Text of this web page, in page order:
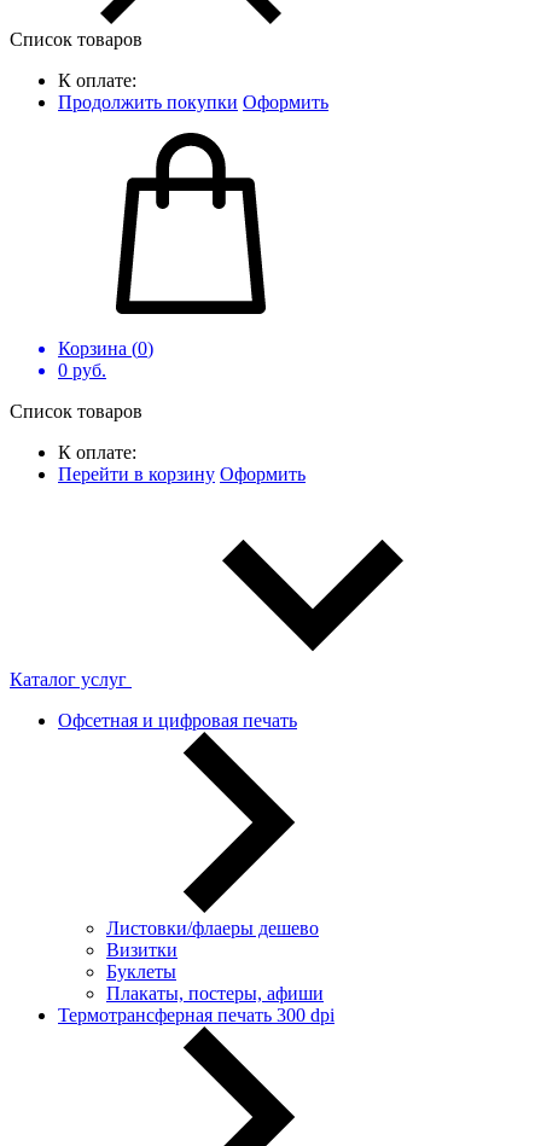
Список товаров
К оплате:
Продолжить покупки Оформить
Корзина (0)
0 руб.
Список товаров
К оплате:
Перейти в корзину Оформить
Каталог услуг
Офсетная и цифровая печать
Листовки/флаеры дешево
Визитки
Буклеты
Плакаты, постеры, афиши
Термотрансферная печать 300 dpi